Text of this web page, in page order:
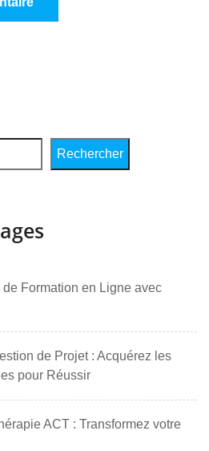
Rechercher
de Formation en Ligne avec
de Projet : Acquérez les
pour Réussir
ACT : Transformez votre